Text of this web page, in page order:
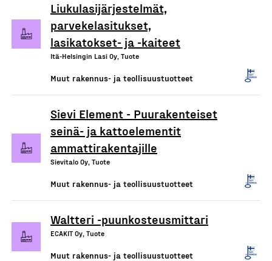
Liukulasijärjestelmät,
parvekelasitukset,
lasikatokset- ja -kaiteet
Itä-Helsingin Lasi Oy, Tuote
Muut rakennus- ja teollisuustuotteet
Sievi Element - Puurakenteiset
seinä- ja kattoelementit
ammattirakentajille
Sievitalo Oy, Tuote
Muut rakennus- ja teollisuustuotteet
Waltteri -puunkosteusmittari
ECAKIT Oy, Tuote
Muut rakennus- ja teollisuustuotteet